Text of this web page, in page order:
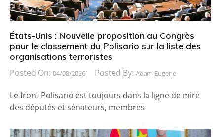
États-Unis : Nouvelle proposition au Congrès
pour le classement du Polisario sur la liste des
organisations terroristes
Posted On: 04/08/2026 Posted By: Adam Eugene
Le front Polisario est toujours dans la ligne de mire
des députés et sénateurs, membres